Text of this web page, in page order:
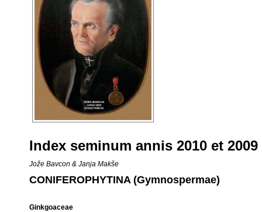
Index seminum annis 2010 et
Jože Bavcon & Janja Makše
CONIFEROPHYTINA (Gymnospermae)
Ginkgoaceae